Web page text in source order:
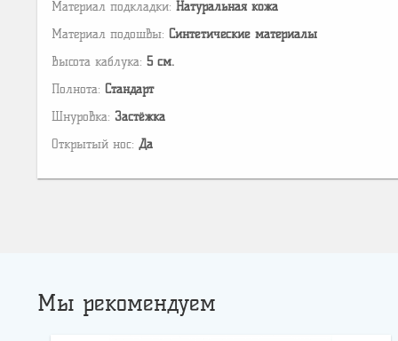
Материал подкладки: Натуральная кожа
Материал подошвы: Cинтетические материалы
Высота каблука: 5 см.
Полнота: Стандарт
Шнуровка: Застёжка
Открытый нос: Да
Мы рекомендуем